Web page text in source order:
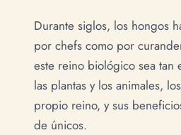
Durante siglos, los hongos
por chefs como por
este reino biológico sea tan
las plantas y los animales,
propio reino, y sus
de únicos.